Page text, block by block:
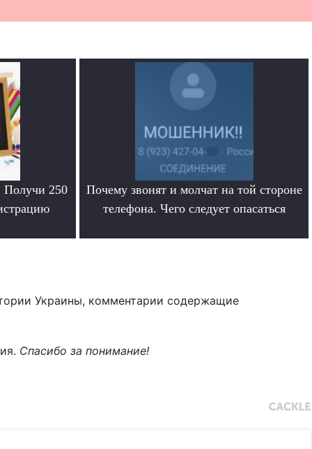
Получи 250
Почему звонят и молчат на той стороне
телефона. Чего следует опасаться
Украины, комментарии содержащие
Спасибо за понимание!